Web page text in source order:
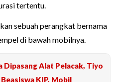
tertentu.
sebuah perangkat bernama
di bawah mobilnya.
Dipasang Alat Pelacak, Tiyo
KIP, Mobil